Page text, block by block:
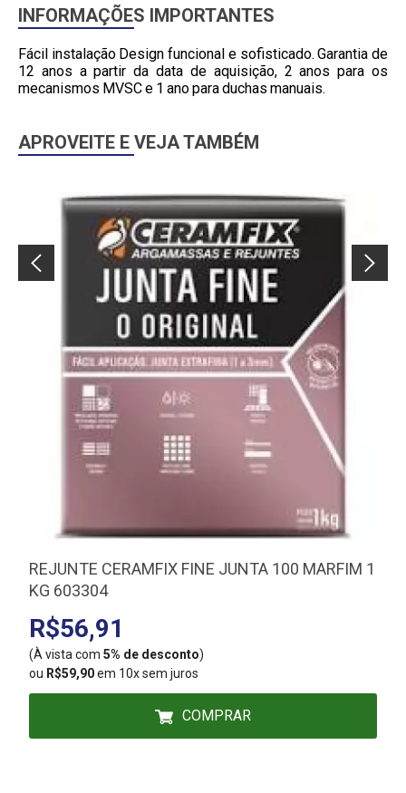
INFORMAÇÕES IMPORTANTES
Fácil instalação Design funcional e sofisticado. Garantia de
12 anos a partir da data de aquisição, 2 anos para os
mecanismos MVSC e 1 ano para duchas manuais.
APROVEITE E VEJA TAMBÉM
REJUNTE CERAMFIX FINE JUNTA 100 MARFIM 1
KG 603304
R$56,91
(À vista com 5% de desconto)
ou R$59,90em 10x sem juros
COMPRAR